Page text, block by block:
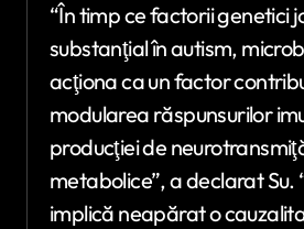
“În timp ce factorii genetici
substanţial în autism,
acţiona ca un factor
modularea răspunsurilor
producţiei de
metabolice”, a declarat Su.
implică neapărat o